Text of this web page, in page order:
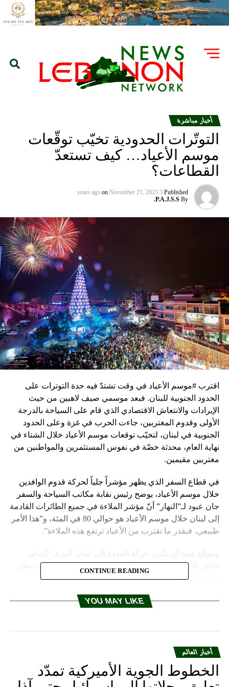
أخبار مباشرة
التوتّرات الحدودية تخيّب توقّعات
موسم الأعياد… كيف تستعدّ
القطاعات؟
Published
3 years ago
on November 21, 2023
By
P.A.J.S.S.
اقترب #موسم الأعياد في وقت تشتدّ فيه حدة التوترات على
الحدود الجنوبية للبنان. فبعد موسمي صيف لاهبين من حيث
الإيرادات والانتعاش الاقتصادي الذي قام على السياحة بالدرجة
الأولى وقدوم المغتربين، جاءت الحرب في غزة وعلى الحدود
الجنوبية في لبنان، لتخيّب توقعات موسم الأعياد خلال الشتاء في
نهاية العام، محدثة خضّة في نفوس المستثمرين والمواطنين من
مغتربين مقيمين.
في قطاع السفر الذي يظهر مؤشراً جلياً لحركة قدوم الوافدين
خلال موسم الأعياد، يوضح رئيس نقابة مكاتب السياحة والسفر
جان عبود لـ”النهار” أنّ مؤشر الملاءة في جميع الطائرات القادمة
إلى لبنان خلال موسم الأعياد هو حوالي 80 في المئة، و”هذا الأمر
طبيعي، فبقدر ما نقترب من الأعياد ترتفع هذه الملاءة”.
تتطوّر الأوضاع العسكرية أكثر ممّا هي عليه الآن، وما دام مطار
بيروت مفتوحاً”.
وتظهر الحجوزات لموسم الأعياد حتى الساعة أنّ عدد اللبنانيين
في بداية الحرب في غزة والتوترات في لبنان، شهد قطاع السفر
إلغاء رحلات كبيرة كانت مرتقبة للشهرين الأخيرين من العام
ومن ضمنهما موسم الأعياد، نتيجة خوف الناس من إقفال
CONTINUE READING
YOU MAY LIKE
أخبار العالم
الخطوط الجوية الأميركية تمدّد